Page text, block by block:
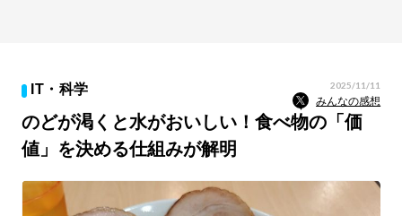
IT・科学 2025/11/11
みんなの感想
のどが渇くと水がおいしい！食べ物の「価
値」を決める仕組みが解明